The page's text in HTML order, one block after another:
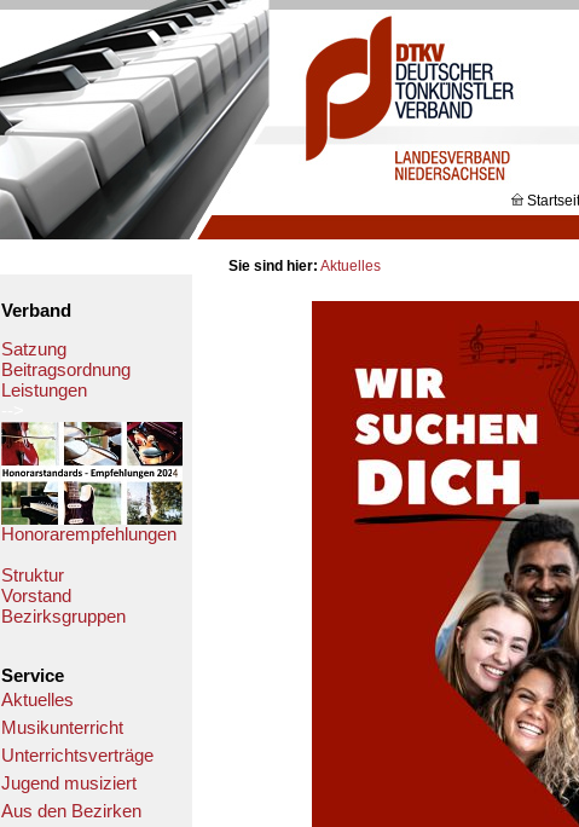
Verband
Satzung
Beitragsordnung
Leistungen
Honorarempfehlungen
Struktur
Vorstand
Bezirksgruppen
Service
Aktuelles
Musikunterricht
Unterrichtsverträge
Jugend musiziert
Aus den Bezirken
Sie sind hier: Aktuelles